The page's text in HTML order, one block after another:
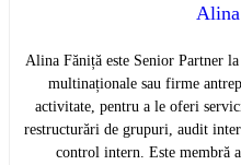
Alina Făniță este Senior Partner
multinaționale sau firme
activitate, pentru a le oferi
restructurări de grupuri, audit
control intern. Este membră